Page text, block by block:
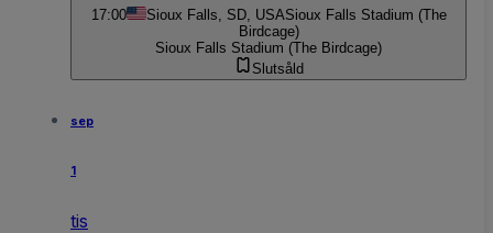
17:00 Sioux Falls, SD, USASioux Falls Stadium (The
Birdcage)
Sioux Falls Stadium (The Birdcage)
Slutsåld
sep
1
tis